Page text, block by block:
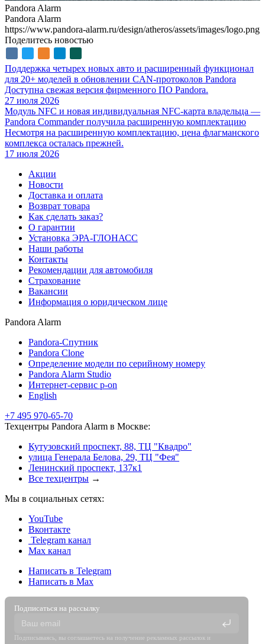
Pandora Alarm
Pandora Alarm
https://www.pandora-alarm.ru/design/atheros/assets/images/logo.png
Поделитесь новостью
Поддержка четырех новых авто и расширенный функционал
для 20+ моделей в обновлении CAN-протоколов Pandora
Доступна свежая версия фирменного ПО Pandora.
27 июля 2026
Модуль NFС и новая индивидуальная NFC-карта владельца —
Pandora Commander получила расширенную комплектацию
Несмотря на расширенную комплектацию, цена флагманского
комплекса осталась прежней.
17 июля 2026
Акции
Новости
Доставка и оплата
Возврат товара
Как сделать заказ?
О гарантии
Установка ЭРА-ГЛОНАСС
Наши работы
Контакты
Рекомендации для автомобиля
Страхование
Вакансии
Информация о юридическом лице
Pandora Alarm
Pandora-Спутник
Pandora Clone
Определение модели по серийному номеру
Pandora Alarm Studio
Интернет-сервис p-on
English
+7 495 970-65-70
Техцентры Pandora Alarm в Москве:
Кутузовский проспект, 88, ТЦ "Квадро"
улица Генерала Белова, 29, ТЦ "Фея"
Ленинский проспект, 137к1
Все техцентры →
Мы в социальных сетях:
YouTube
Вконтакте
Telegram канал
Max канал
Написать в Telegram
Написать в Max
Подписаться на рассылку
Подписываясь, вы соглашаетесь на получение рекламных рассылок и